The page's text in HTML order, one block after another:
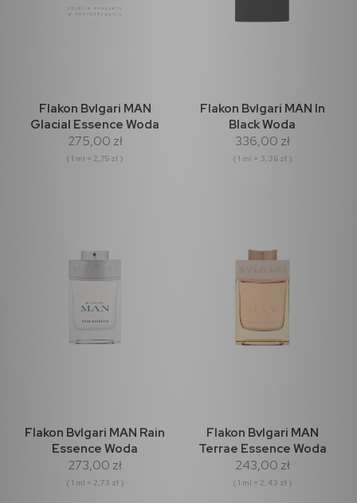
Flakon Bvlgari MAN
Glacial Essence Woda
perfumowana 100ml
275,00 zł
( 1 ml = 2,75 zł )
Flakon Bvlgari MAN In
Black Woda
perfumowana 100ml
336,00 zł
( 1 ml = 3,36 zł )
Flakon Bvlgari MAN Rain
Essence Woda
perfumowana 100ml
273,00 zł
( 1 ml = 2,73 zł )
Flakon Bvlgari MAN
Terrae Essence Woda
perfumowana 100ml
243,00 zł
( 1 ml = 2,43 zł )